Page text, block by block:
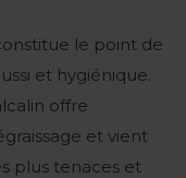
le point de
et hygiénique.
offre
et vient
plus tenaces et